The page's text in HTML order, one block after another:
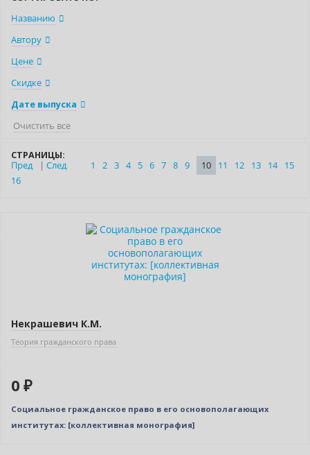
Названию
Автору
Цене
Скидке
Дате выпуска
Очистить все
СТРАНИЦЫ:
Пред
| След 1 2 3 4 5 6 7 8 9 10 11 12 13 14
15
16
Некрашевич К.М.
Теория гражданского права
0 ₽
Социальное гражданское право в его основополагающих
институтах: [коллективная монография]